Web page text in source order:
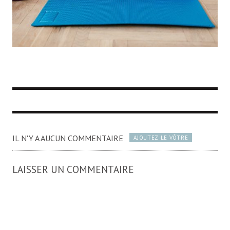
IL N'Y A AUCUN COMMENTAIRE AJOUTEZ LE VÔTRE
LAISSER UN COMMENTAIRE